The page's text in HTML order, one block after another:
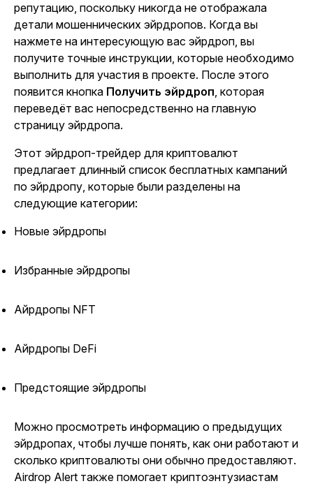
репутацию, поскольку никогда не отображала
детали мошеннических эйрдропов. Когда вы
нажмете на интересующую вас эйрдроп, вы
получите точные инструкции, которые необходимо
выполнить для участия в проекте. После этого
появится кнопка Получить эйрдроп, которая
переведёт вас непосредственно на главную
страницу эйрдропа.
Этот эйрдроп-трейдер для криптовалют
предлагает длинный список бесплатных кампаний
по эйрдропу, которые были разделены на
следующие категории:
Новые эйрдропы
Избранные эйрдропы
Айрдропы NFT
Айрдропы DeFi
Предстоящие эйрдропы
Можно просмотреть информацию о предыдущих
эйрдропах, чтобы лучше понять, как они работают и
сколько криптовалюты они обычно предоставляют.
Airdrop Alert также помогает криптоэнтузиастам